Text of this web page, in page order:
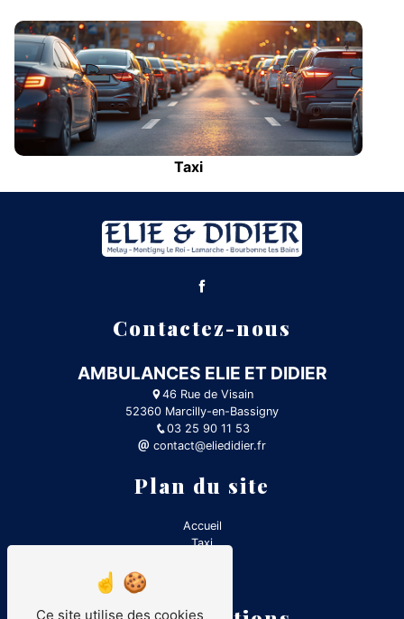
Taxi
Contactez-nous
AMBULANCES ELIE ET DIDIER
46 Rue de Visain
52360 Marcilly-en-Bassigny
03 25 90 11 53
contact@eliedidier.fr
Plan du site
Accueil
Taxi
Ce site utilise des cookies